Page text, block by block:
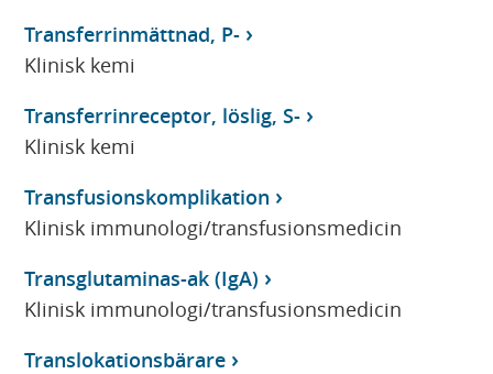
Transferrinmättnad, P-
Klinisk kemi
Transferrinreceptor, löslig, S-
Klinisk kemi
Transfusionskomplikation
Klinisk immunologi/transfusionsmedicin
Transglutaminas-ak (IgA)
Klinisk immunologi/transfusionsmedicin
Translokationsbärare